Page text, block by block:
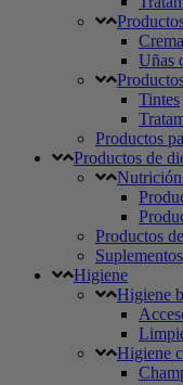
Uñas
Tintes
Productos
Productos de
Productos
Higiene
Higiene
Higiene